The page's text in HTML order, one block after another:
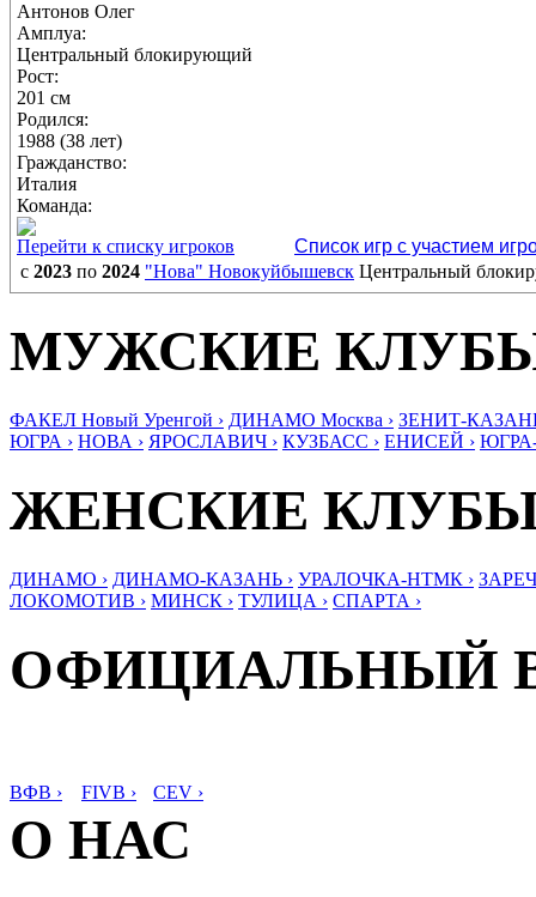
Антонов Олег
Амплуа:
Центральный блокирующий
Рост:
201 см
Родился:
1988 (38 лет)
Гражданство:
Италия
Команда:
Перейти к списку игроков
Список игр с участием
с 2023 по 2024 "Нова" Новокуйбышевск Центральный
МУЖСКИЕ
ФАКЕЛ Новый Уренгой › ДИНАМО Москва › ЗЕНИТ-
ЮГРА › НОВА › ЯРОСЛАВИЧ › КУЗБАСС › ЕНИСЕЙ ›
ЖЕНСКИЕ
ДИНАМО › ДИНАМО-КАЗАНЬ › УРАЛОЧКА-НТМК ›
ЛОКОМОТИВ › МИНСК › ТУЛИЦА › СПАРТА ›
ОФИЦИАЛЬНЫЙ
ВФВ › FIVB › CEV ›
О НАС